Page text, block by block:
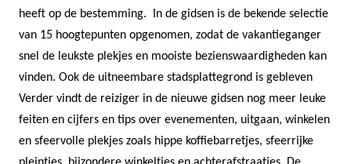
heeft op de bestemming.
In de gidsen is de bekende selectie
van 15 hoogtepunten opgenomen, zodat de vakantieganger
snel de leukste plekjes en mooiste bezienswaardigheden kan
vinden. Ook de uitneembare stadsplattegrond is gebleven
Verder vindt de reiziger in de nieuwe gidsen nog meer leuke
feiten en cijfers en tips over evenementen, uitgaan, winkelen
en sfeervolle plekjes zoals hippe koffiebarretjes, sfeerrijke